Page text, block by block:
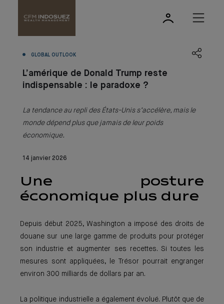
GLOBAL OUTLOOK
L’amérique de Donald Trump reste
indispensable : le paradoxe ?
La tendance au repli des États-Unis s’accélère, mais le
monde dépend plus que jamais de leur poids
économique.
14 janvier 2026
Une posture
économique plus dure
Depuis début 2025, Washington a imposé des droits de
douane sur une large gamme de produits pour protéger
son industrie et augmenter ses recettes. Si toutes les
mesures sont appliquées, le Trésor pourrait engranger
environ 300 milliards de dollars par an.
La politique industrielle a également évolué. Plutôt que de